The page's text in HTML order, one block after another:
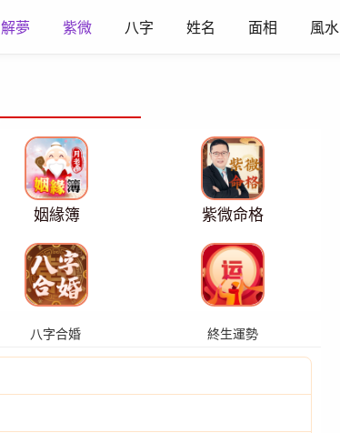
解夢 紫微 八字 姓名 面相 風水
姻緣簿 紫微命格
八字合婚 終生運勢